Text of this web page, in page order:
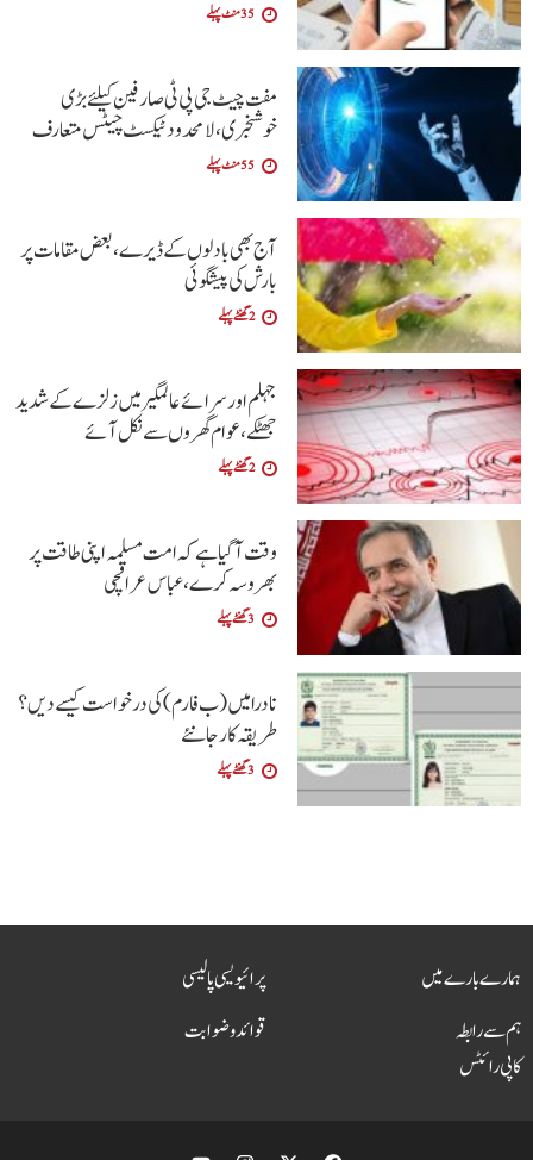
35 منٹ پہلے
مفت چیٹ جی پی ٹی صارفین کیلئے بڑی
خوشخبری، لامحدود ٹیکسٹ چیٹس متعارف
55 منٹ پہلے
آج بھی بادلوں کے ڈیرے ، بعض مقامات پر
بارش کی پیشگوئی
2 گھنٹے پہلے
جہلم اور سرائے عالمگیر میں زلزے کے شدید
جھٹکے ،عوام گھروں سے نکل آئے
2 گھنٹے پہلے
وقت آگیا ہے کہ امت مسلمہ اپنی طاقت پر
بھروسہ کرے ،عباس عراقچی
3 گھنٹے پہلے
نادرا میں (ب فارم ) کی درخواست کیسے دیں ؟
طریقہ کار جانئے
3 گھنٹے پہلے
ہمارے بارے میں
ہم سے رابطہ
پرائیویسی پالیسی
قوائد و ضوابت
کاپی رائٹس